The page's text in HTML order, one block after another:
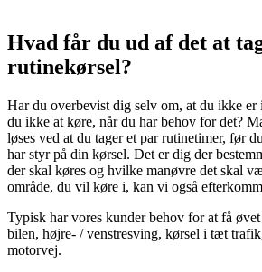
Hvad får du ud af det at
rutinekørsel?
Har du overbevist dig selv om, at du ikke er
du ikke at køre, når du har behov for det?
løses ved at du tager et par rutinetimer, før
har styr på din kørsel. Det er dig der
der skal køres og hvilke manøvre det skal
område, du vil køre i, kan vi også
Typisk har vores kunder behov for at få
bilen, højre- / venstresving, kørsel i tæt
motorvej.